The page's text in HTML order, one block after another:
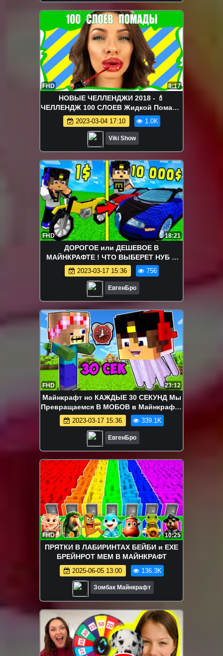
FHD 8:17
НОВЫЕ ЧЕЛЛЕНДЖИ 2018 - 💄
ЧЕЛЛЕНДЖ 100 СЛОЕВ Жидкой Помады
на Губах 100 Coats of Liquid Lipstick /
Вики Шоу
2023-03-04 17:10 1.0K
Viki Show
FHD 18:21
ДОРОГОЕ или ДЕШЕВОЕ В
МАЙНКРАФТЕ ! ЧТО ВЫБЕРЕТ НУБ И
ПРО MINECRAFT Выживание Видео
Мультик Что Купит
2023-03-17 15:36 756
ЕвгенБро
FHD 23:12
Майнкрафт но КАЖДЫЕ 30 СЕКУНД Мы
Превращаемся В МОБОВ в Майнкрафте
100% Троллинг Ловушка Minecraft
2023-03-17 15:36 339.1K
ЕвгенБро
FHD 10:25
ПРЯТКИ В ЛАБИРИНТАХ БЕЙБИ и EXE
БРЕЙНРОТ МЕМ В МАЙНКРАФТ
2025-06-05 13:00 136.3K
Зомбак Майнкрафт